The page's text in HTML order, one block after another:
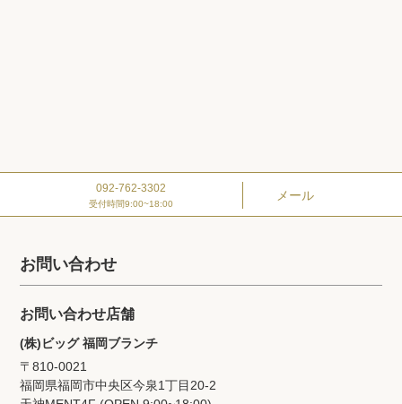
092-762-3302
受付時間9:00~18:00
メール
お問い合わせ
お問い合わせ店舗
(株)ビッグ 福岡ブランチ
〒810-0021
福岡県福岡市中央区今泉1丁目20‐2